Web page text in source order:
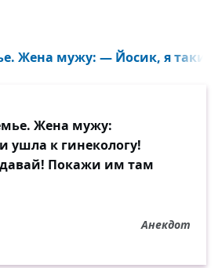
Жена мужу: — Йосик, я таки
Жена мужу:
ушла к гинекологу!
Покажи им там
Анекдот